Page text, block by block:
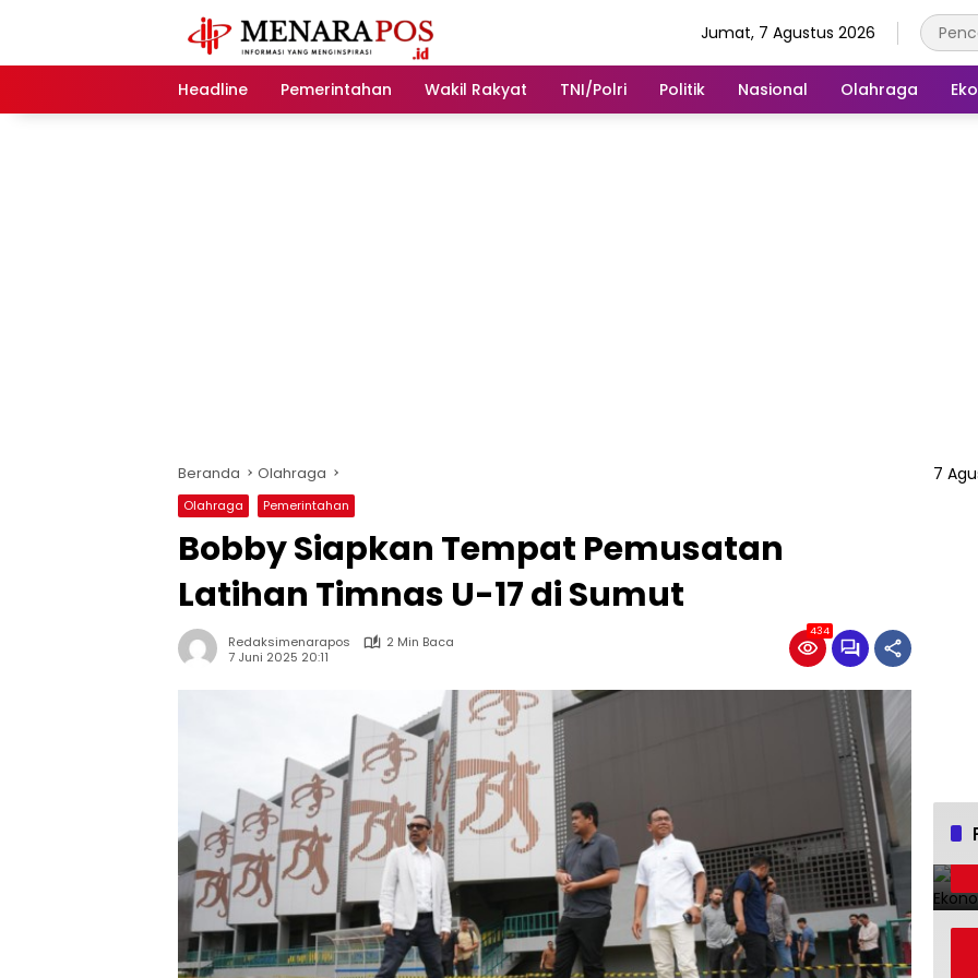
Jumat, 7 Agustus 2026
Headline Pemerintahan Wakil Rakyat TNI/Polri Politik Nasional Olahraga
Beranda Olahraga
Olahraga Pemerintahan
Bobby Siapkan Tempat Pemusatan
Latihan Timnas U-17 di Sumut
Redaksimenarapos
2 Min Baca
7 Juni 2025 20:11
434
7